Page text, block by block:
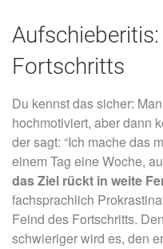
Fortschritts
Du kennst das sicher:
hochmotiviert, aber dann
der sagt: “Ich mache das
einem Tag eine Woche,
das Ziel rückt in weite
fachsprachlich
Feind des Fortschritts.
schwieriger wird es, den